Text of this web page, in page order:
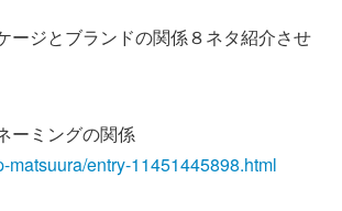
ージとブランドの関係８ネタ紹介させ
ーミングの関係
matsuura/entry-11451445898.html